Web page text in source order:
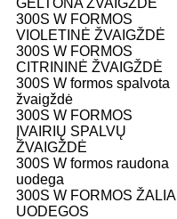
GELTONA ŽVAIGŽDĖ
300S W FORMOS
VIOLETINĖ ŽVAIGŽDĖ
300S W FORMOS
CITRININĖ ŽVAIGŽDĖ
300S W formos spalvota
žvaigždė
300S W FORMOS
ĮVAIRIŲ SPALVŲ
ŽVAIGŽDĖ
300S W formos raudona
uodega
300S W FORMOS ŽALIA
UODEGOS